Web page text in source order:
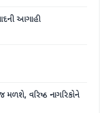
આગાહી
મળશે, વરિષ્ઠ નાગરિકોને